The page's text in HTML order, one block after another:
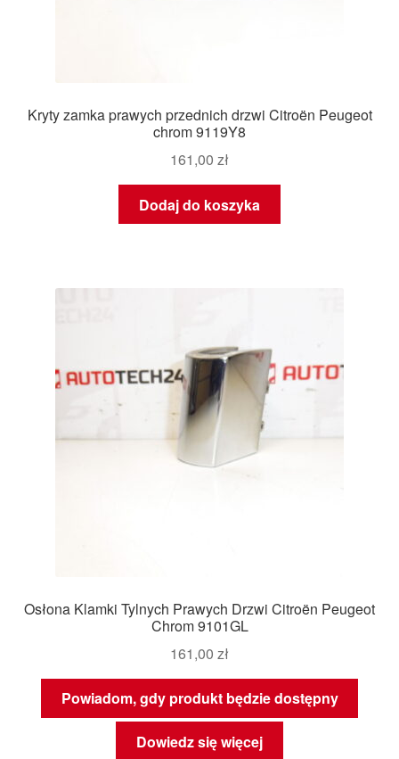
Kryty zamka prawych przednich drzwi Citroën Peugeot
chrom 9119Y8
161,00 zł
Dodaj do koszyka
Osłona Klamki Tylnych Prawych Drzwi Citroën Peugeot
Chrom 9101GL
161,00 zł
Powiadom, gdy produkt będzie dostępny
Dowiedz się więcej